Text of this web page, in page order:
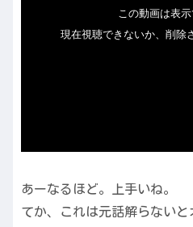
あーなるほど。上手いね。
てか、これは元話解らない